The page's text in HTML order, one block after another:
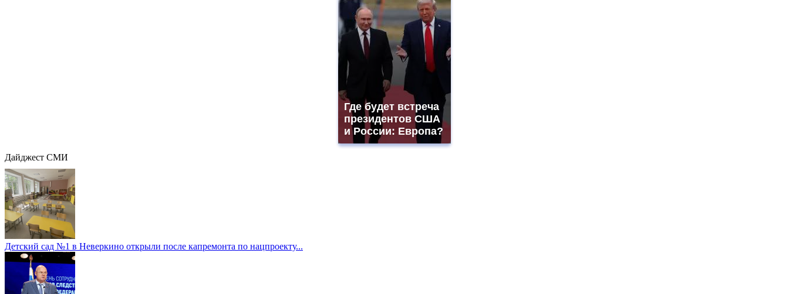
Где будет встреча
президентов США
и России: Европа?
Дайджест СМИ
Детский сад №1 в Неверкино открыли после капремонта по нацпроекту...